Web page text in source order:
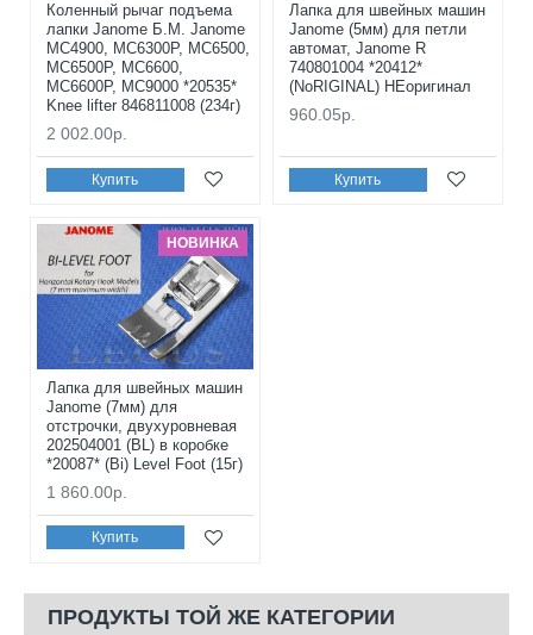
Коленный рычаг подъема
лапки Janome Б.М. Janome
MC4900, MC6300P, MC6500,
MC6500P, MC6600,
MC6600P, MC9000 *20535*
Knee lifter 846811008 (234г)
2 002.00р.
Купить
Лапка для швейных машин
Janome (5мм) для петли
автомат, Janome R
740801004 *20412*
(NoRIGINAL) НЕоригинал
960.05р.
Купить
НОВИНКА
Лапка для швейных машин
Janome (7мм) для
отстрочки, двухуровневая
202504001 (BL) в коробке
*20087* (Bi) Level Foot (15г)
1 860.00р.
Купить
ПРОДУКТЫ ТОЙ ЖЕ КАТЕГОРИИ